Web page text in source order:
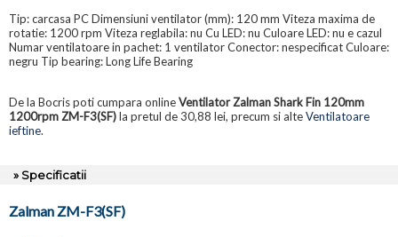
Tip: carcasa PC Dimensiuni ventilator (mm): 120 mm Viteza maxima de
rotatie: 1200 rpm Viteza reglabila: nu Cu LED: nu Culoare LED: nu e cazul
Numar ventilatoare in pachet: 1 ventilator Conector: nespecificat Culoare:
negru Tip bearing: Long Life Bearing
De la Bocris poti cumpara onlineVentilator Zalman Shark Fin 120mm
1200rpm ZM-F3(SF)la pretul de 30,88 lei, precum si alteVentilatoare
ieftine.
» Specificatii
Zalman ZM-F3(SF)